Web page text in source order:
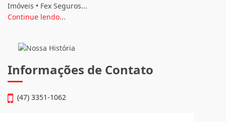
Imóveis • Fex Seguros...
Continue lendo...
Informações de Contato
(47) 3351-1062